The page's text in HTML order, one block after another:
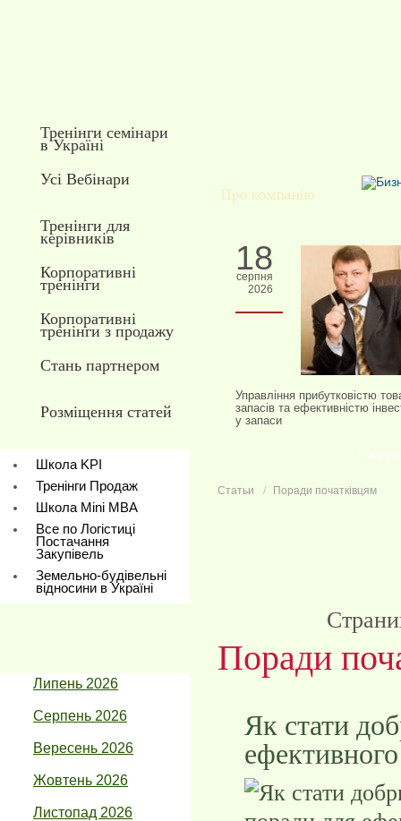
Тренінги семінари
в Україні
Усі Вебінари
Тренінги для
керівників
Корпоративні
тренінги
Корпоративні
тренінги з продажу
Стань партнером
Розміщення статей
Школа KPI
Тренінги Продаж
Школа Mini МBA
Все по Логістиці
Постачання
Закупівель
Земельно-будівельні
відносини в Україні
Липень 2026
Серпень 2026
Вересень 2026
Жовтень 2026
Листопад 2026
18
серпня
2026
Управління прибутковістю
запасів та ефективністю
у запаси
Статьи Поради початківцям
Поради
Як стати